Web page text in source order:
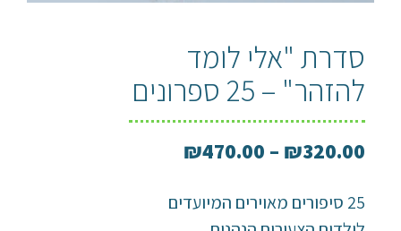
סדרת "אלי לומד
להזהר" – 25 ספרונים
₪320.00
–
₪470.00
25 סיפורים מאוירים המיועדים